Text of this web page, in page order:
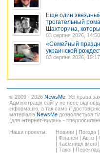
Еще один
трогательный
Шахторина,
03 серпня 2026, 14:50
«Семейный
украинской
03 серпня 2026, 15:17
© 2009 - 2026 NewsMe . Усі права
Адміністрація сайту не несе
інформацію, а так само її
матеріалів NewsMe дозволяється
(для інтернет-видань -
Наши проекты:
Новини | Погода |
| Фінанси | Авто |
| Таємниця імені |
| Таксі |